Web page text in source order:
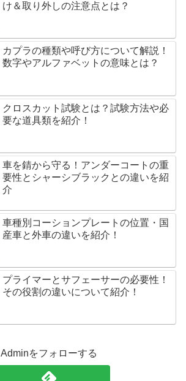
け＆取り外しの注意点とは？
カプラの種類や呼び方について解説！
数字やアルファベットの意味とは？
クロスカット試験とは？試験方法や必
要な道具類を紹介！
車を錆から守る！アンダーコートの重
要性とシャーシブラックとの違いを紹
介
車種別コーションプレートの位置・国
産車と外車の違いを紹介！
プライマーとサフェーサーの必要性！
その役割の違いについて紹介！
Adminをフォローする